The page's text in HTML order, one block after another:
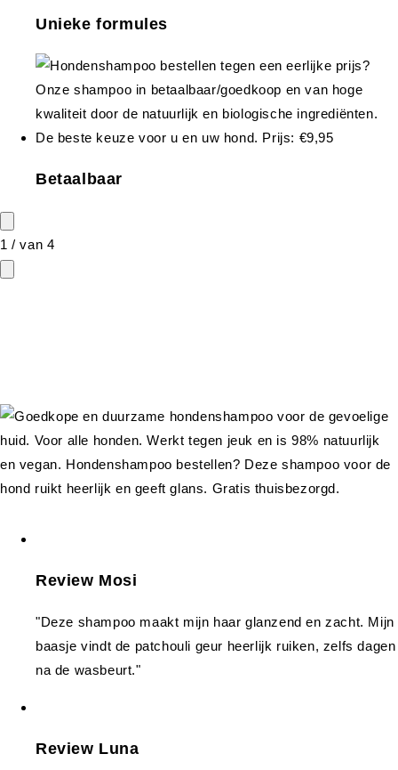
Unieke formules
Betaalbaar
1 /van 4
Review Mosi
"Deze shampoo maakt mijn haar glanzend en zacht. Mijn
baasje vindt de patchouli geur heerlijk ruiken, zelfs dagen
na de wasbeurt."
Review Luna